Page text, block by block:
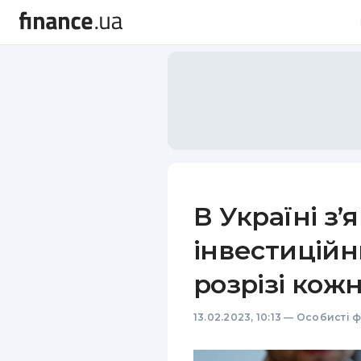
В Україні
розрізі
13.02.2023, 10:13 — Особисті